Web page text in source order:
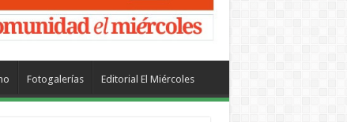
Fotogalerías Editorial El Miércoles